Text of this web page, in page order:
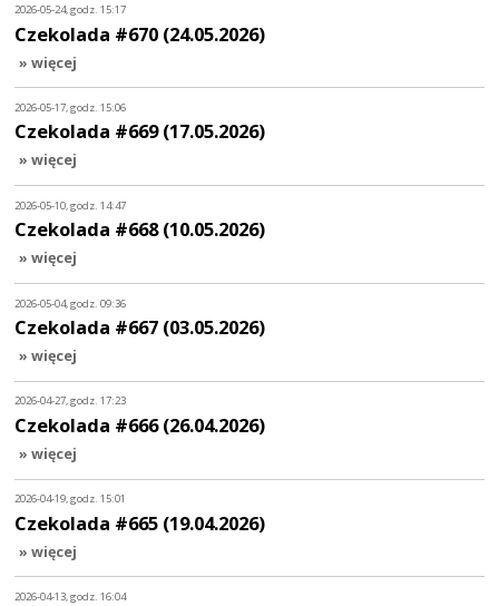
2026-05-24, godz. 15:17
Czekolada #670 (24.05.2026)
» więcej
2026-05-17, godz. 15:06
Czekolada #669 (17.05.2026)
» więcej
2026-05-10, godz. 14:47
Czekolada #668 (10.05.2026)
» więcej
2026-05-04, godz. 09:36
Czekolada #667 (03.05.2026)
» więcej
2026-04-27, godz. 17:23
Czekolada #666 (26.04.2026)
» więcej
2026-04-19, godz. 15:01
Czekolada #665 (19.04.2026)
» więcej
2026-04-13, godz. 16:04